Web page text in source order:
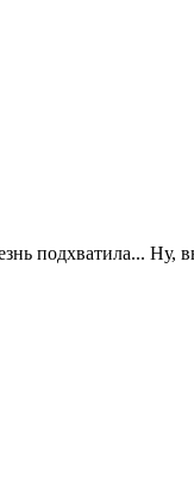
подхватила...